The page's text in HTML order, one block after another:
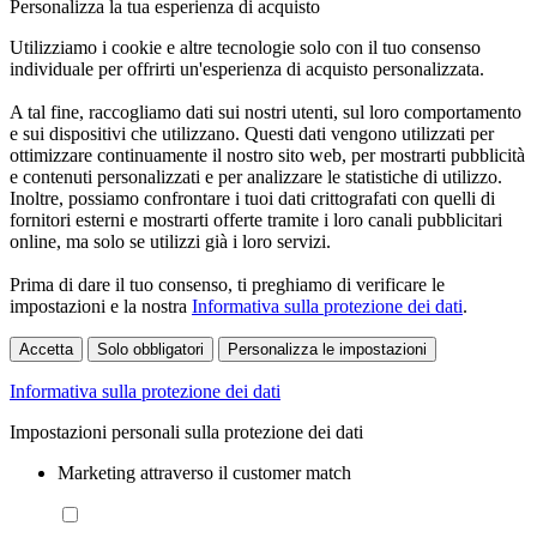
Personalizza la tua esperienza di acquisto
Utilizziamo i cookie e altre tecnologie solo con il tuo consenso
individuale per offrirti un'esperienza di acquisto personalizzata.
A tal fine, raccogliamo dati sui nostri utenti, sul loro comportamento
e sui dispositivi che utilizzano. Questi dati vengono utilizzati per
ottimizzare continuamente il nostro sito web, per mostrarti pubblicità
e contenuti personalizzati e per analizzare le statistiche di utilizzo.
Inoltre, possiamo confrontare i tuoi dati crittografati con quelli di
fornitori esterni e mostrarti offerte tramite i loro canali pubblicitari
online, ma solo se utilizzi già i loro servizi.
Prima di dare il tuo consenso, ti preghiamo di verificare le
impostazioni e la nostra Informativa sulla protezione dei dati.
Accetta Solo obbligatori Personalizza le impostazioni
Informativa sulla protezione dei dati
Impostazioni personali sulla protezione dei dati
Marketing attraverso il customer match